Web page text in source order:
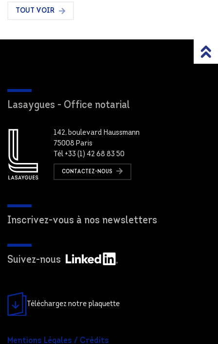
TOUT VOIR
Lasaygues - Office notarial
142, boulevard Haussmann
75008 Paris
Tél +33 (1) 42 68 83 50
CONTACTEZ-NOUS
Inscrivez-vous à nos newsletters
Suivez-nous
Téléchargez notre plaquette
Mentions Légales / Crédits